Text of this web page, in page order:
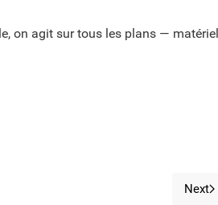
on agit sur tous les plans — matériel
Next